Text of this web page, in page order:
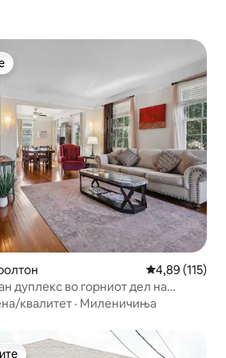
Просечна
4,89 (115)
дуплекс во горниот дел на
квалитет · Миленичиња